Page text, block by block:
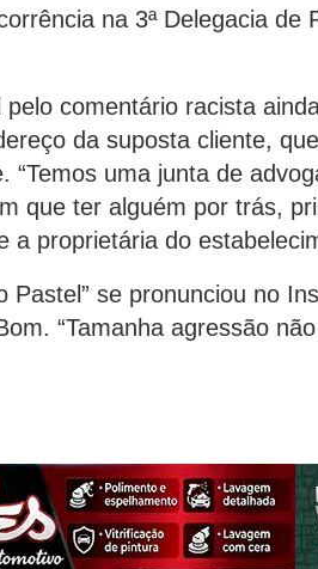
na 3ª Delegacia de
comentário racista
da suposta cliente,
“Temos uma junta de
que ter alguém por trás,
a proprietária do
Pastel” se pronunciou no
“Tamanha agressão